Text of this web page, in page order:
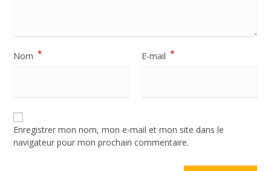
Nom * E-mail *
Enregistrer mon nom, mon e-mail et mon site dans le
navigateur pour mon prochain commentaire.